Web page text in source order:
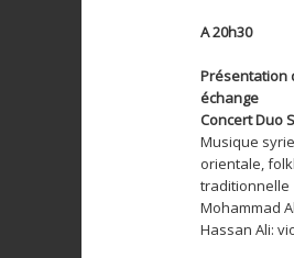
A 20h30
Présentation
échange
Concert Duo
Musique
orientale,
traditionnelle
Mohammad
Hassan Ali: